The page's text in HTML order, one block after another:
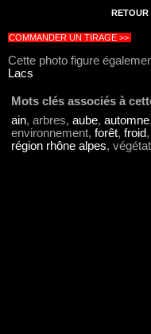
RETOUR
COMMANDER UN TIRAGE >>
Cette photo figure
Lacs
Mots clés associés à
ain, arbres, aube, automne,
environnement, forêt, froid,
région rhône alpes,